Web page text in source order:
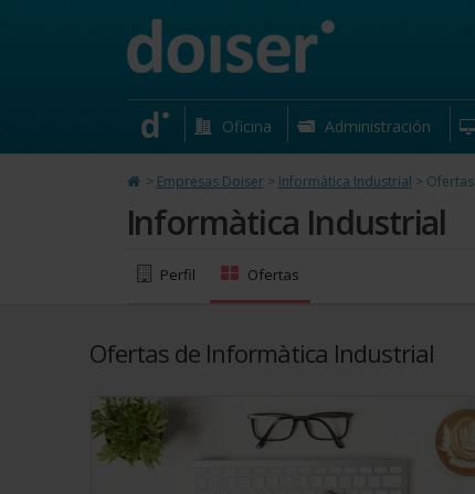
Informàtica Industrial
C/ Volta, 202 Barcelona
Oficina Administración
> Empresas Doiser> Informàtica Industrial > Ofertas
Informàtica Industrial
Perfil Ofertas
Ofertas de Informàtica Industrial